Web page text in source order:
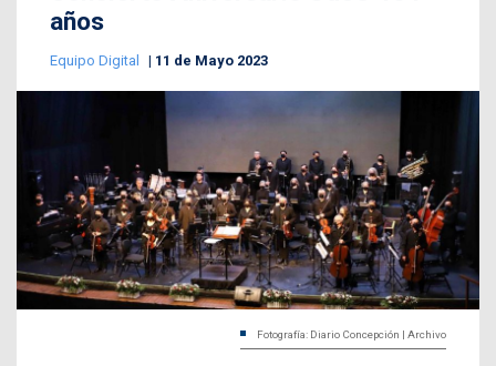
años
Equipo Digital 11 de Mayo 2023
Fotografía: Diario Concepción | Archivo